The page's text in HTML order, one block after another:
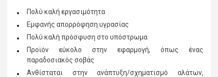
Πολύ καλή εργασιμότητα
Εμφανής απορρόφηση υγρασίας
Πολύ καλή πρόσφυση στο υπόστρωμα
Προϊόν εύκολο στην εφαρμογή, όπως ένας
παραδοσιακός σοβάς
Ανθίσταται στην ανάπτυξη/σχηματισμό αλάτων,